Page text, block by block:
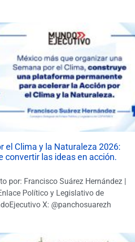
el Clima y la Naturaleza 2026:
convertir las ideas en acción.
por: Francisco Suárez Hernández |
Político y Legislativo de
X: @panchosuarezh